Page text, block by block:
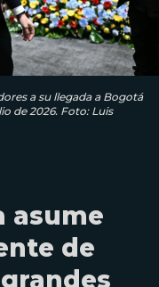
a su llegada a Bogotá
de 2026. Foto: Luis
asume
de